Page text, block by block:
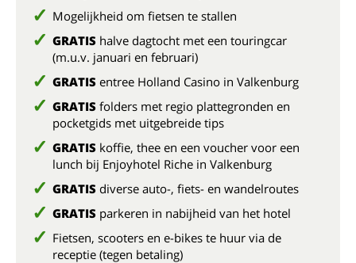
Mogelijkheid om fietsen te stallen
GRATIS halve dagtocht met een touringcar
(m.u.v. januari en februari)
GRATIS entree Holland Casino in Valkenburg
GRATIS folders met regio plattegronden en
pocketgids met uitgebreide tips
GRATIS koffie, thee en een voucher voor een
lunch bij Enjoyhotel Riche in Valkenburg
GRATIS diverse auto-, fiets- en wandelroutes
GRATIS parkeren in nabijheid van het hotel
Fietsen, scooters en e-bikes te huur via de
receptie (tegen betaling)